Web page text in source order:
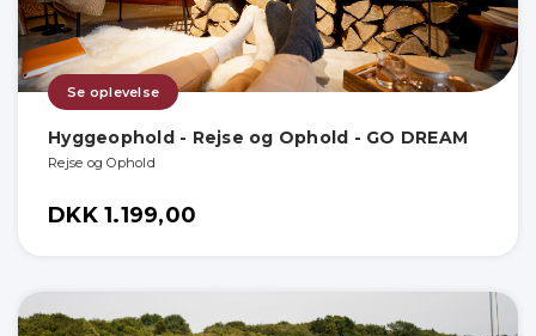
Se oplevelse
Hyggeophold - Rejse og Ophold - GO DREAM
Rejse og Ophold
DKK 1.199,00